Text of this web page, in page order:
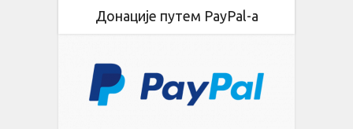
Донације путем PayPal-a